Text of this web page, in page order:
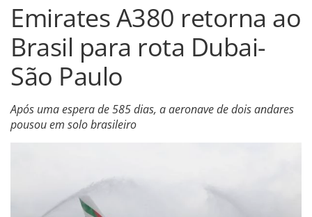
Emirates A380 retorna ao
Brasil para rota Dubai-
São Paulo
Após uma espera de 585 dias, a aeronave de dois andares
pousou em solo brasileiro